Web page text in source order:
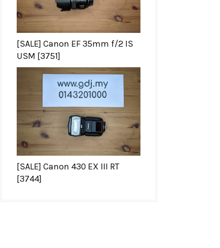
[SALE] Canon EF 35mm f/2 IS
USM [3751]
[SALE] Canon 430 EX III RT
[3744]